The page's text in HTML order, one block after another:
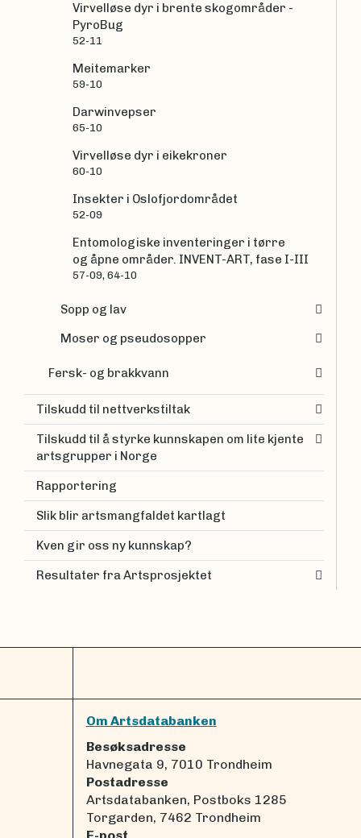
Virvelløse dyr i brente skogområder -
PyroBug
52-11
Meitemarker
59-10
Darwinvepser
65-10
Virvelløse dyr i eikekroner
60-10
Insekter i Oslofjordområdet
52-09
Entomologiske inventeringer i tørre
og åpne områder. INVENT-ART, fase I-III
57-09, 64-10
Sopp og lav
Moser og pseudosopper
Fersk- og brakkvann
Tilskudd til nettverkstiltak
Tilskudd til å styrke kunnskapen om lite kjente
artsgrupper i Norge
Rapportering
Slik blir artsmangfaldet kartlagt
Kven gir oss ny kunnskap?
Resultater fra Artsprosjektet
Om Artsdatabanken
Besøksadresse
Havnegata 9, 7010 Trondheim
Postadresse
Artsdatabanken, Postboks 1285
Torgarden, 7462 Trondheim